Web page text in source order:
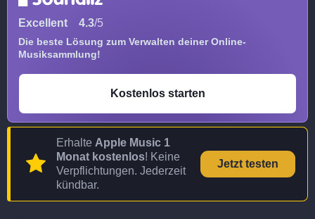
Excellent 4.3/5
Die beste Lösung zum Verwalten deiner Online-
Musiksammlung!
Kostenlos starten
Erhalte Apple Music 1
Monat kostenlos! Keine
Verpflichtungen. Jederzeit
kündbar.
Jetzt testen